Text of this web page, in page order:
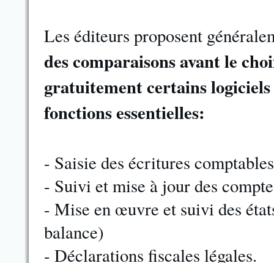
Les éditeurs proposent
des comparaisons avant le
gratuitement certains
fonctions essentielles:
- Saisie des écritures
- Suivi et mise à jour des
- Mise en œuvre et suivi des
balance)
- Déclarations fiscales légales.